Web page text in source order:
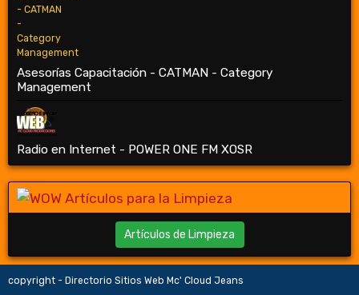
Asesorías Capacitación - CATMAN - Category
Management
Radio en Internet - POWER ONE FM XOSR
Artículos de Limpieza
copyright - Directorio Sitios Web Mc' Cloud Jeans